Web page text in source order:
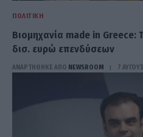
ΠΟΛΙΤΙΚΉ
Βιομηχανία made in Greece:
δισ. ευρώ επενδύσεων
ΑΝΑΡΤΗΘΗΚΕ ΑΠΟ NEWSROOM 7